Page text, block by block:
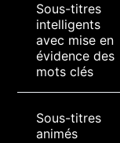
Sous-titres
intelligents
avec mise en
évidence des
mots clés
Sous-titres
animés